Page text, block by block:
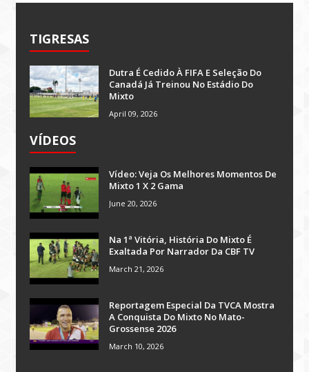
TIGRESAS
Dutra É Cedido À FIFA E Seleção Do
Canadá Já Treinou No Estádio Do
Mixto
April 09, 2026
VÍDEOS
Vídeo: Veja Os Melhores Momentos De
Mixto 1 X 2 Gama
June 20, 2026
Na 1ª Vitória, História Do Mixto É
Exaltada Por Narrador Da CBF TV
March 21, 2026
Reportagem Especial Da TVCA Mostra
A Conquista Do Mixto No Mato-
Grossense 2026
March 10, 2026